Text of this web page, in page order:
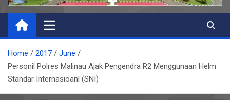
Home 2017
June
Personil Polres Malinau Ajak Pengendra R2 Menggunaan Helm
Standar Internasioanl (SNI)